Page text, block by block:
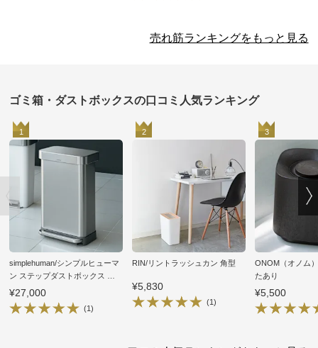
売れ筋ランキングをもっと見る
ゴミ箱・ダストボックスの口コミ人気ランキング
1
simplehuman/シンプルヒューマ
ン ステップダストボックス ス
テンレス45L
¥27,000
(1)
2
RIN/リントラッシュカン 角型
¥5,830
(1)
3
ONOM（オノム
たあり
¥5,500